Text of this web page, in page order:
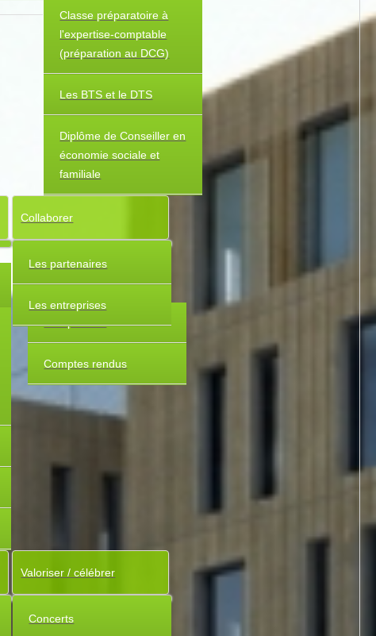
Classe préparatoire à
l'expertise-comptable
(préparation au DCG)
Les BTS et le DTS
Diplôme de Conseiller en
économie sociale et
familiale
Composition
Comptes rendus
Collaborer
Les partenaires
Les entreprises
Valoriser / célébrer
Concerts